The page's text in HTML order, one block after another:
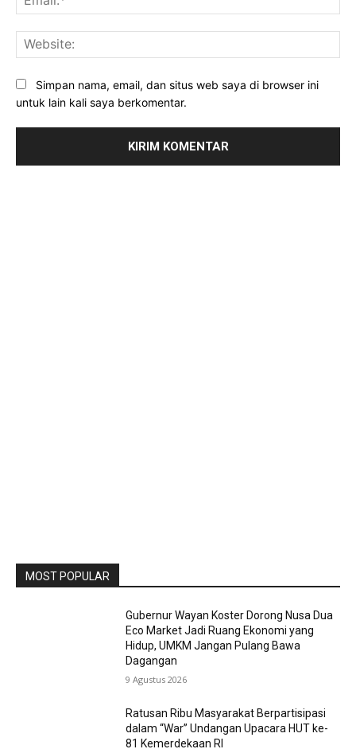
Simpan nama, email, dan situs web saya di browser ini
untuk lain kali saya berkomentar.
MOST POPULAR
Gubernur Wayan Koster Dorong Nusa Dua
Eco Market Jadi Ruang Ekonomi yang
Hidup, UMKM Jangan Pulang Bawa
Dagangan
9 Agustus 2026
Ratusan Ribu Masyarakat Berpartisipasi
dalam “War” Undangan Upacara HUT ke-
81 Kemerdekaan RI